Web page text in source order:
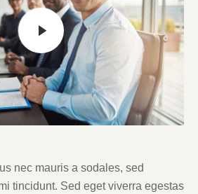
nec mauris a sodales, sed
tincidunt. Sed eget viverra egestas